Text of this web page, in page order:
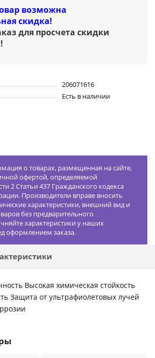
возможна
скидка!
для просчета скидки
!
206071616
Есть в наличии
о товарах, размещенная на сайте,
офертой, определяемой
2 Статьи 437 Гражданского кодекса
Производители вправе вносить
характеристики, внешний вид и
без предварительного
характеристики у наших
оформлением заказа.
Высокая химическая стойкость
Защита от ультрафиолетовых лучей